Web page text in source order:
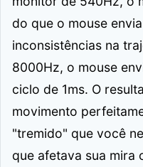
do que o mouse
inconsistências na
8000Hz, o mouse
ciclo de 1ms. O
movimento
"tremido" que você
que afetava sua mira